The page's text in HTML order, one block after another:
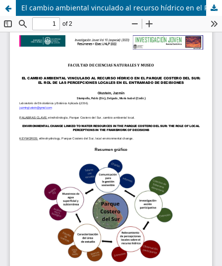
El cambio ambiental vinculado al recurso hídrico en el Parque Costero del Sur: El rol de las percepciones locales en el entramado de decisiones